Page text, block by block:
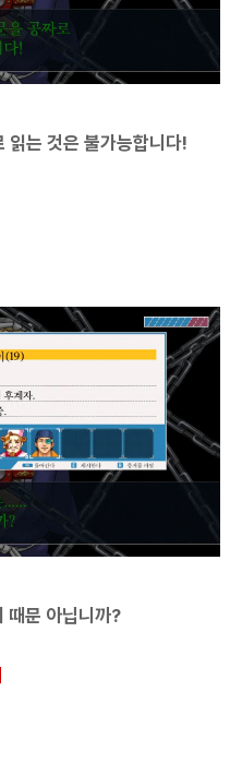
읽는 것은 불가능합니다!
때문 아닙니까?